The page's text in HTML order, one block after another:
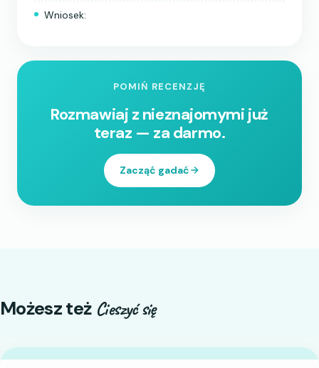
Wniosek:
POMIŃ RECENZJĘ
Rozmawiaj z nieznajomymi już
teraz — za darmo.
Zacząć gadać
Możesz też Cieszyć się